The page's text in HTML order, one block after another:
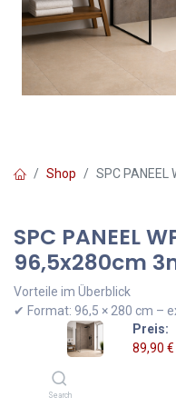
Preis:
89,90 €
Search
Shop SPC
SPC PANEEL
96,5x280cm
Vorteile im Überblick
✔ Format: 96,5 × 280 cm –
fugenlose Optik
✔ 3 mm Gesamtstärke mit
✔ 80 % Steinanteil – stabil
✔ Ohne Weichmacher –